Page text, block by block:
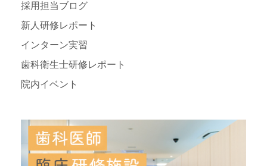
採用担当ブログ
新人研修レポート
インターン実習
歯科衛生士研修レポート
院内イベント